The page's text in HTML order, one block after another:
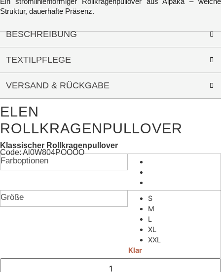
Struktur, dauerhafte Präsenz.
BESCHREIBUNG
TEXTILPFLEGE
VERSAND & RÜCKGABE
ELEN
ROLLKRAGENPULLOVER
Klassischer Rollkragenpullover
Code: Al0W804POOOO
Farboptionen
Größe
S
M
L
XL
XXL
Klar
Elen